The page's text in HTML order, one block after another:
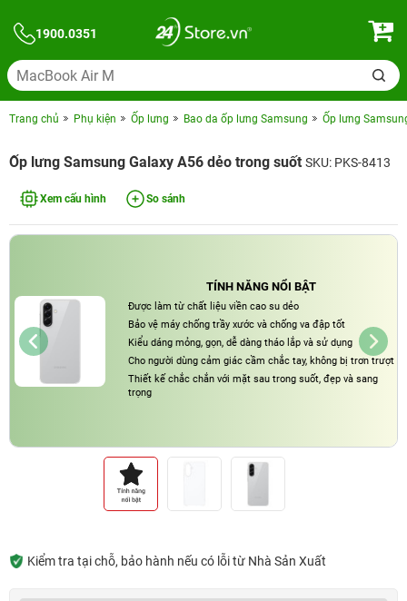
1900.0351
Trang chủ Phụ kiện Ốp lưng Bao da ốp lưng Samsung Ốp lưng
Ốp lưng Samsung Galaxy A56 dẻo trong suốt SKU: PKS-8413
Xem cấu hình So sánh
TÍNH NĂNG NỔI BẬT
Được làm từ chất liệu viền cao su dẻo
Bảo vệ máy chống trầy xước và chống va đập tốt
Kiểu dáng mỏng, gọn, dễ dàng tháo lắp và sử dụng
Cho người dùng cảm giác cầm chắc tay, không bị trơn trượt
Thiết kế chắc chắn với mặt sau trong suốt, đẹp và sang
trọng
Kiểm tra tại chỗ, bảo hành nếu có lỗi từ Nhà Sản Xuất